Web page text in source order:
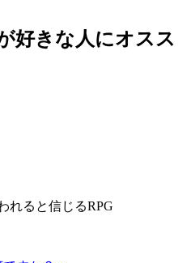
好きな人にオスス
れると信じるRPG